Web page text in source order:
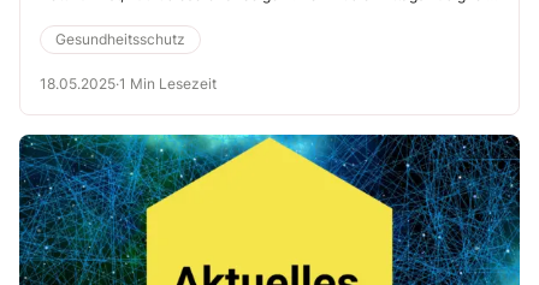
Powernap ein. Das ist ein Ergebnis der Schlafstudie 2024 der
Pronova BKK. Auffällig ist: Die Zahl der Powernaper sinkt mit
zunehmendem Alter.
Gesundheitsschutz
18.05.2025·1 Min Lesezeit